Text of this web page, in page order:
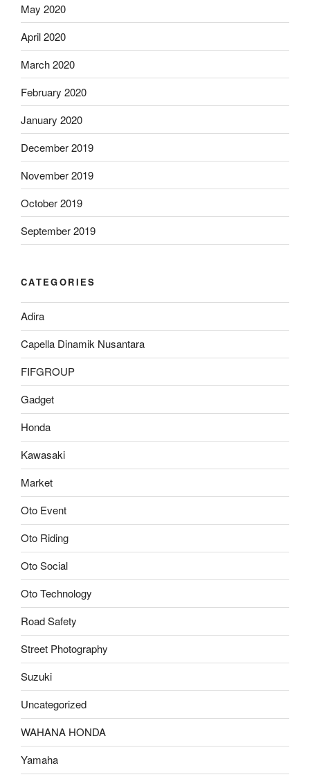
May 2020
April 2020
March 2020
February 2020
January 2020
December 2019
November 2019
October 2019
September 2019
CATEGORIES
Adira
Capella Dinamik Nusantara
FIFGROUP
Gadget
Honda
Kawasaki
Market
Oto Event
Oto Riding
Oto Social
Oto Technology
Road Safety
Street Photography
Suzuki
Uncategorized
WAHANA HONDA
Yamaha